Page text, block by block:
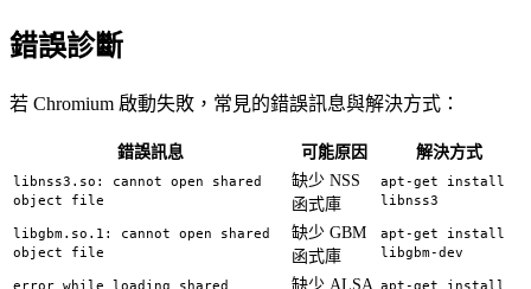
錯誤診斷
若 Chromium 啟動失敗，常見的錯誤訊息與解決方式：
錯誤訊息 可能原因 解決方式
libnss3.so: cannot open shared
object file
缺少 NSS
函式庫
apt-get install
libnss3
libgbm.so.1: cannot open shared
object file
缺少 GBM
函式庫
apt-get install
libgbm-dev
error while loading shared
缺少 ALSA apt-get install